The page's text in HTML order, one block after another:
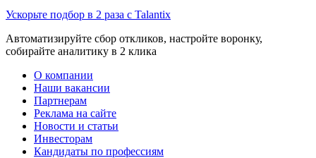
Ускорьте подбор в 2 раза с Talantix
Автоматизируйте сбор откликов, настройте воронку,
собирайте аналитику в 2 клика
О компании
Наши вакансии
Партнерам
Реклама на сайте
Новости и статьи
Инвесторам
Кандидаты по профессиям